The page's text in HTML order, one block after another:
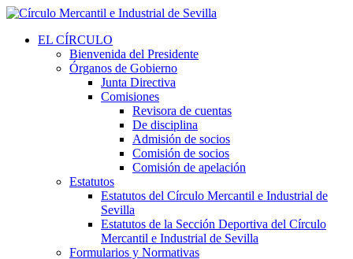
EL CÍRCULO
Bienvenida del Presidente
Órganos de Gobierno
Junta Directiva
Comisiones
Revisora de cuentas
De disciplina
Admisión de socios
Comisión de socios
Comisión de apelación
Estatutos
Estatutos del Círculo Mercantil e Industrial de
Sevilla
Estatutos de la Sección Deportiva del Círculo
Mercantil e Industrial de Sevilla
Formularios y Normativas